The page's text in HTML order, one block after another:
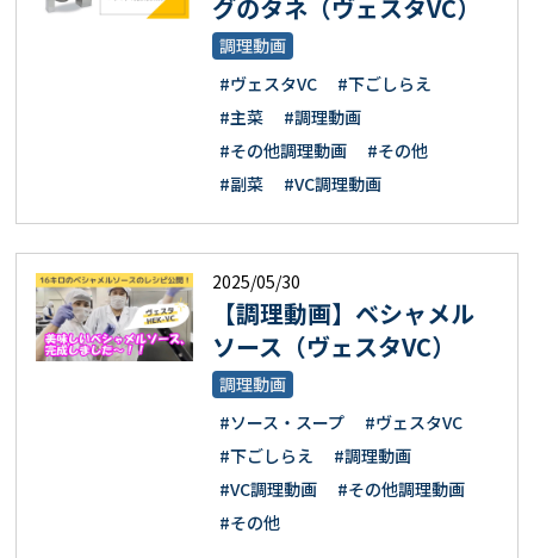
グのタネ（ヴェスタVC）
調理動画
#ヴェスタVC
#下ごしらえ
#主菜
#調理動画
#その他調理動画
#その他
#副菜
#VC調理動画
2025/05/30
【調理動画】ベシャメル
ソース（ヴェスタVC）
調理動画
#ソース・スープ
#ヴェスタVC
#下ごしらえ
#調理動画
#VC調理動画
#その他調理動画
#その他